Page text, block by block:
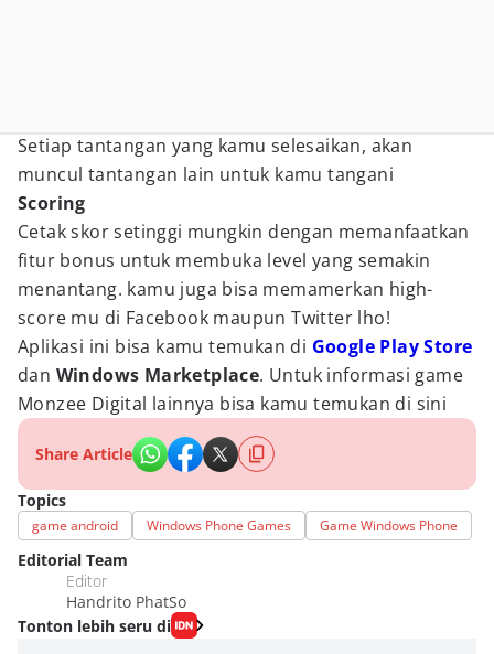
Setiap tantangan yang kamu selesaikan, akan
muncul tantangan lain untuk kamu tangani
Scoring
Cetak skor setinggi mungkin dengan memanfaatkan
fitur bonus untuk membuka level yang semakin
menantang. kamu juga bisa memamerkan high-
score mu di Facebook maupun Twitter lho!
Aplikasi ini bisa kamu temukan di Google Play Store
dan Windows Marketplace. Untuk informasi game
Monzee Digital lainnya bisa kamu temukan di sini
Share Article
Topics
game android Windows Phone Games Game Windows Phone
Editorial Team
Editor
Handrito PhatSo
Tonton lebih seru di